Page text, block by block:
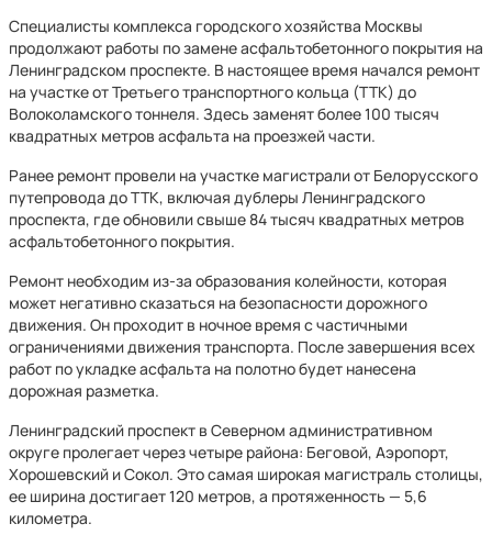
Специалисты комплекса городского хозяйства Москвы
продолжают работы по замене асфальтобетонного покрытия на
Ленинградском проспекте. В настоящее время начался ремонт
на участке от Третьего транспортного кольца (ТТК) до
Волоколамского тоннеля. Здесь заменят более 100 тысяч
квадратных метров асфальта на проезжей части.
Ранее ремонт провели на участке магистрали от Белорусского
путепровода до ТТК, включая дублеры Ленинградского
проспекта, где обновили свыше 84 тысяч квадратных метров
асфальтобетонного покрытия.
Ремонт необходим из-за образования колейности, которая
может негативно сказаться на безопасности дорожного
движения. Он проходит в ночное время с частичными
ограничениями движения транспорта. После завершения всех
работ по укладке асфальта на полотно будет нанесена
дорожная разметка.
Ленинградский проспект в Северном административном
округе пролегает через четыре района: Беговой, Аэропорт,
Хорошевский и Сокол. Это самая широкая магистраль столицы,
ее ширина достигает 120 метров, а протяженность — 5,6
километра.